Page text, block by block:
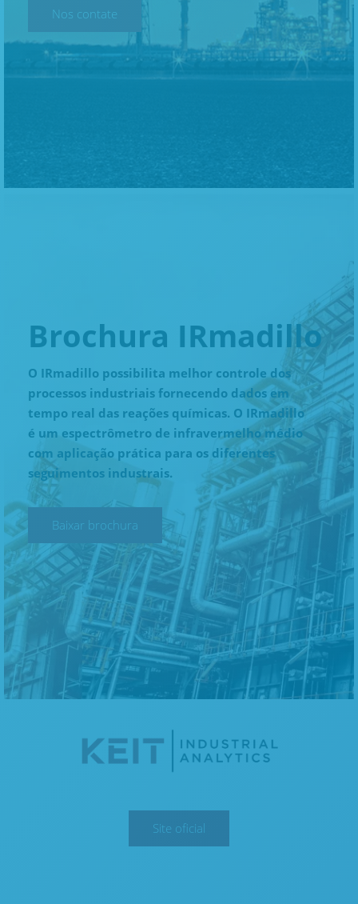
Nos contate
Brochura IRmadillo
O IRmadillo possibilita melhor controle dos
processos industriais fornecendo dados em
tempo real das reações químicas. O IRmadillo
é um espectrômetro de infravermelho médio
com aplicação prática para os diferentes
seguimentos industrais.
Baixar brochura
Site oficial